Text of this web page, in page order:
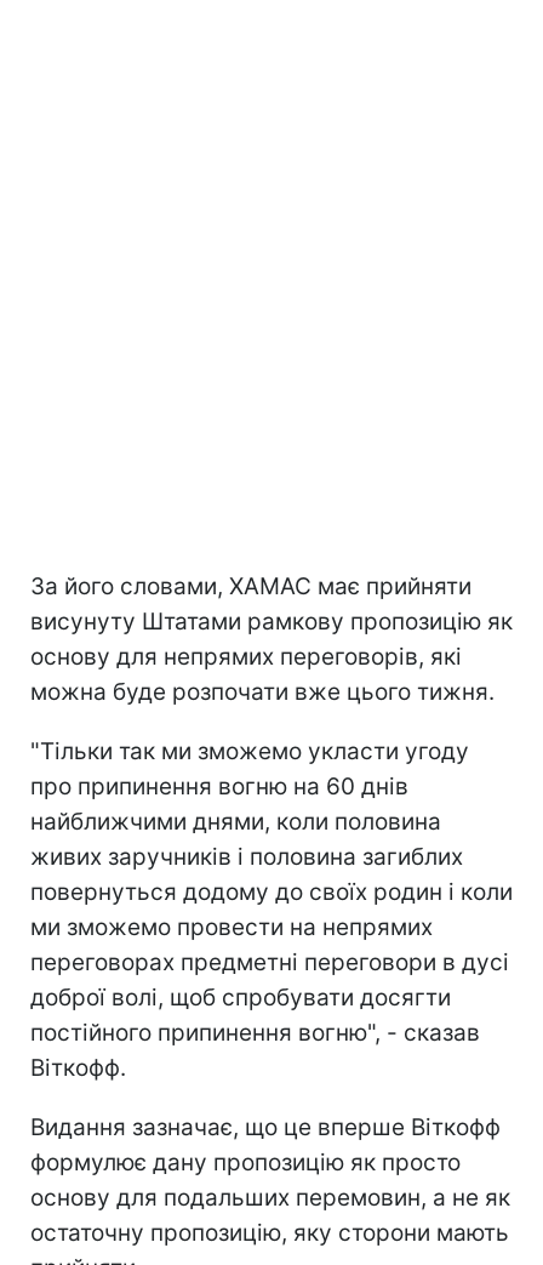
За його словами, ХАМАС має прийняти
висунуту Штатами рамкову пропозицію як
основу для непрямих переговорів, які
можна буде розпочати вже цього тижня.
"Тільки так ми зможемо укласти угоду
про припинення вогню на 60 днів
найближчими днями, коли половина
живих заручників і половина загиблих
повернуться додому до своїх родин і коли
ми зможемо провести на непрямих
переговорах предметні переговори в дусі
доброї волі, щоб спробувати досягти
постійного припинення вогню", - сказав
Віткофф.
Видання зазначає, що це вперше Віткофф
формулює дану пропозицію як просто
основу для подальших перемовин, а не як
остаточну пропозицію, яку сторони мають